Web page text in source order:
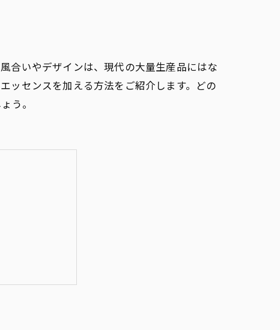
合いやデザインは、現代の大量生産品にはな
ッセンスを加える方法をご紹介します。どの
う。